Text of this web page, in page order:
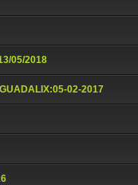
05/2018
02-2017